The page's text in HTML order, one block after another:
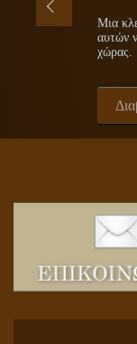
Μια
αυτών
χώρας.